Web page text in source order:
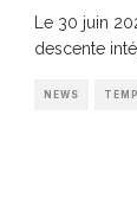
Le 30 juin
descente
NEWS